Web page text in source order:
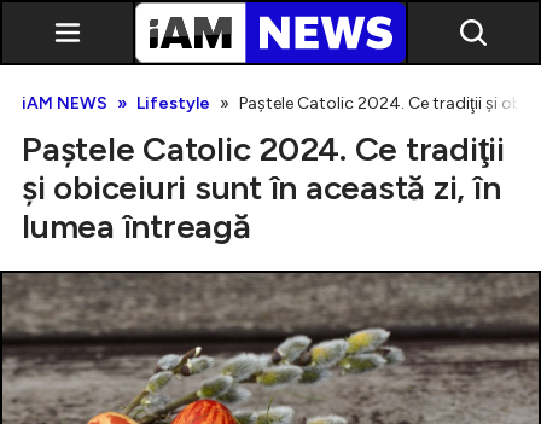
iAM NEWS Lifestyle Paştele Catolic 2024. Ce tradiţii şi
Paştele Catolic 2024. Ce tradiţii
şi obiceiuri sunt în această zi, în
lumea întreagă